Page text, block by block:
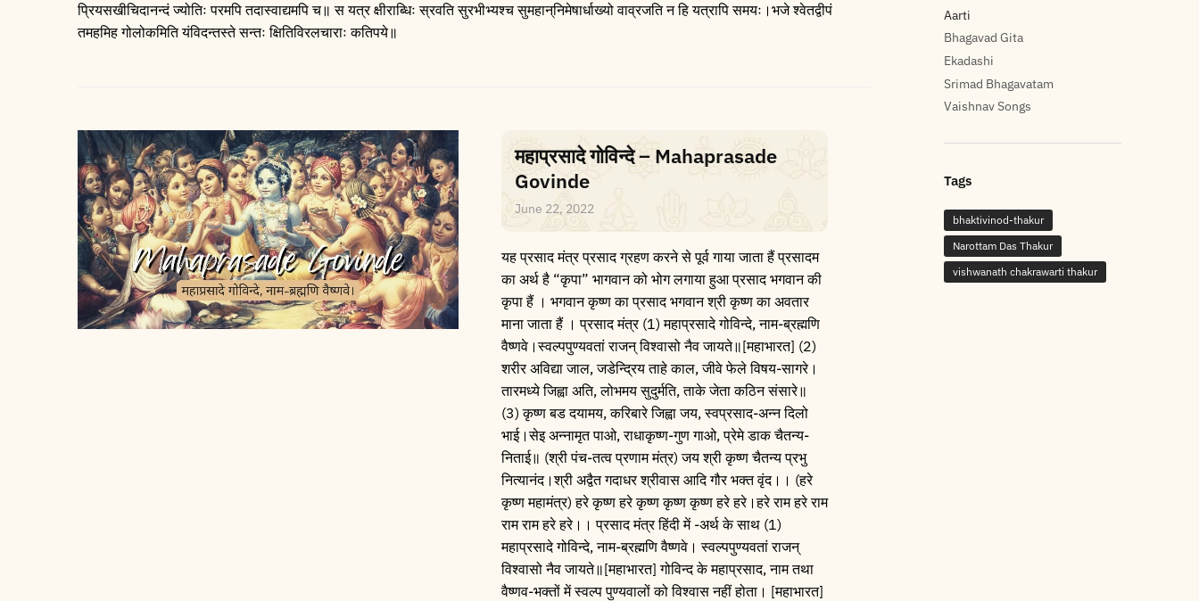
प्रियसखीचिदानन्दं ज्योतिः परमपि तदास्वाद्यमपि च॥ स यत्र क्षीराब्धिः स्रवति सुरभीभ्यश्च सुमहान्‌निमेषार्धाख्यो वाव्रजति न हि यत्रापि समयः।भजे श्वेतद्वीपं
तमहमिह गोलोकमिति यंविदन्तस्ते सन्तः क्षितिविरलचाराः कतिपये॥
महाप्रसादे गोविन्दे – Mahaprasade
Govinde
June 22, 2022
यह प्रसाद मंत्र प्रसाद ग्रहण करने से पूर्व गाया जाता हैं प्रसादम
का अर्थ है “कृपा” भागवान को भोग लगाया हुआ प्रसाद भगवान की
कृपा हैं । भगवान कृष्ण का प्रसाद भगवान श्री कृष्ण का अवतार
माना जाता हैं । प्रसाद मंत्र (1) महाप्रसादे गोविन्दे, नाम-ब्रह्मणि
वैष्णवे।स्वल्पपुण्यवतां राजन्‌ विश्वासो नैव जायते॥[महाभारत] (2)
शरीर अविद्या जाल, जडेन्द्रिय ताहे काल, जीवे फेले विषय-सागरे।
तारमध्ये जिह्वा अति, लोभमय सुदुर्मति, ताके जेता कठिन संसारे॥
(3) कृष्ण बड दयामय, करिबारे जिह्वा जय, स्वप्रसाद-अन्न दिलो
भाई।सेइ अन्नामृत पाओ, राधाकृष्ण-गुण गाओ, प्रेमे डाक चैतन्य-
निताई॥ (श्री पंच-तत्व प्रणाम मंत्र) जय श्री कृष्ण चैतन्य प्रभु
नित्यानंद।श्री अद्वैत गदाधर श्रीवास आदि गौर भक्त वृंद।। (हरे
कृष्ण महामंत्र) हरे कृष्ण हरे कृष्ण कृष्ण कृष्ण हरे हरे।हरे राम हरे राम
राम राम हरे हरे।। प्रसाद मंत्र हिंदी में -अर्थ के साथ (1)
महाप्रसादे गोविन्दे, नाम-ब्रह्मणि वैष्णवे। स्वल्पपुण्यवतां राजन्‌
विश्वासो नैव जायते॥[महाभारत] गोविन्द के महाप्रसाद, नाम तथा
वैष्णव-भक्तों में स्वल्प पुण्यवालों को विश्वास नहीं होता। [महाभारत]
Aarti
Bhagavad Gita
Ekadashi
Srimad Bhagavatam
Vaishnav Songs
Tags
bhaktivinod-thakur
Narottam Das Thakur
vishwanath chakrawarti thakur